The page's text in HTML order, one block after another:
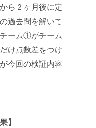
ら２ヶ月後に定
過去問を解いて
ーム①がチーム
け点数差をつけ
今回の検証内容
】